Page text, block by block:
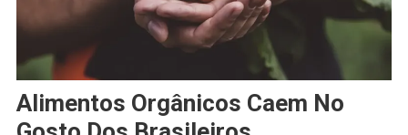
Alimentos Orgânicos Caem No